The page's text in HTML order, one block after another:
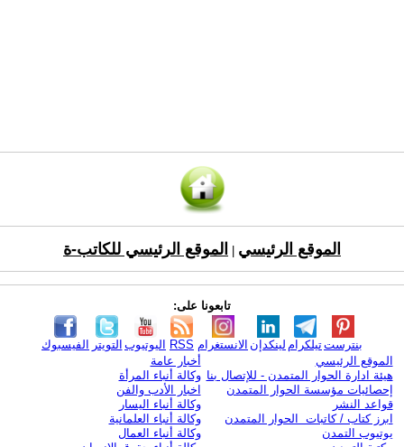
الموقع الرئيسي الموقع الرئيسي للكاتب-ة
تابعونا على:
الفيسبوك التويتر اليوتيوب RSS الانستغرام لينكدإن تيلكرامبنترست
الموقع الرئيسي
هيئة ادارة الحوار المتمدن - للإتصال بنا
إحصائيات مؤسسة الحوار المتمدن
قواعد النشر
ابرز كتاب / كاتبات الحوار المتمدن
يوتيوب التمدن
أخبار عامة
وكالة أنباء المرأة
اخبار الأدب والفن
وكالة أنباء اليسار
وكالة أنباء العلمانية
وكالة أنباء العمال